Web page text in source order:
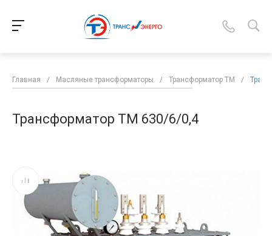
Главная / Масляные трансформаторы / Трансформатор ТМ /
Трансформатор ТМ 630/6/0,4